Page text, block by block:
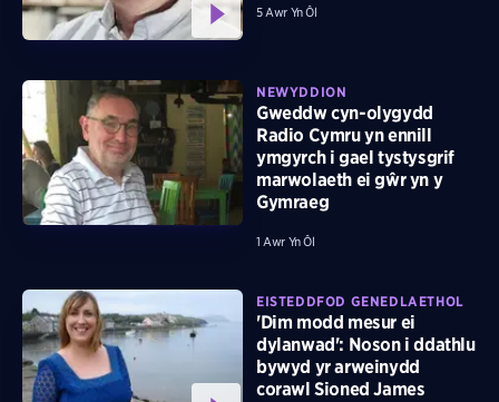
5 Awr Yn Ôl
NEWYDDION
Gweddw cyn-olygydd
Radio Cymru yn ennill
ymgyrch i gael tystysgrif
marwolaeth ei gŵr yn y
Gymraeg
1 Awr Yn Ôl
EISTEDDFOD GENEDLAETHOL
'Dim modd mesur ei
dylanwad': Noson i ddathlu
bywyd yr arweinydd
corawl Sioned James